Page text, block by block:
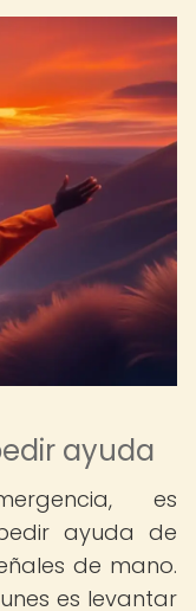
ayuda
es
ayuda de
de mano.
es levantar